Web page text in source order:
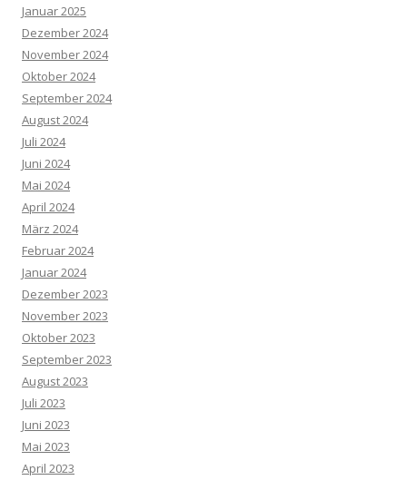
Januar 2025
Dezember 2024
November 2024
Oktober 2024
September 2024
August 2024
Juli 2024
Juni 2024
Mai 2024
April 2024
März 2024
Februar 2024
Januar 2024
Dezember 2023
November 2023
Oktober 2023
September 2023
August 2023
Juli 2023
Juni 2023
Mai 2023
April 2023